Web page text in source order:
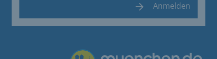
Anmelden